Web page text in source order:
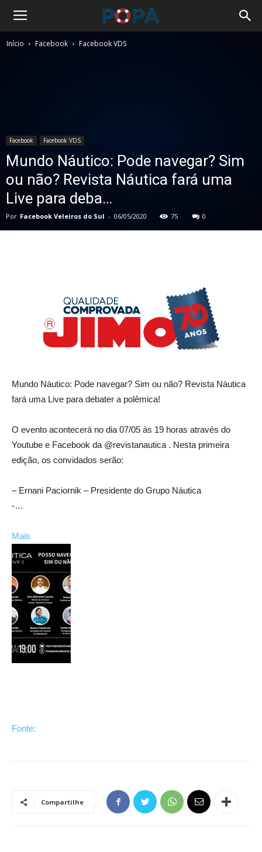
Início Facebook Facebook VDS
Facebook Facebook VDS
Mundo Náutico: Pode navegar? Sim
ou não? Revista Náutica fará uma
Live para deba…
Por Facebook Veleiros do Sul - 06/05/2020 75 0
Mundo Náutico: Pode navegar? Sim ou não? Revista Náutica
fará uma Live para debater a polêmica!
O evento acontecerá no dia 07/05 às 19 horas através do
Youtube e Facebook da @revistanautica . Nesta primeira
edição, os convidados serão:
– Ernani Paciornik – Presidente do Grupo Náutica
-…
Mais
Fonte:
Compartilhe